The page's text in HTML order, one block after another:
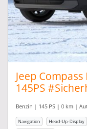
Jeep
145PS
Benzin | 145 PS | 0 km |
Navigation Head-Up-Display